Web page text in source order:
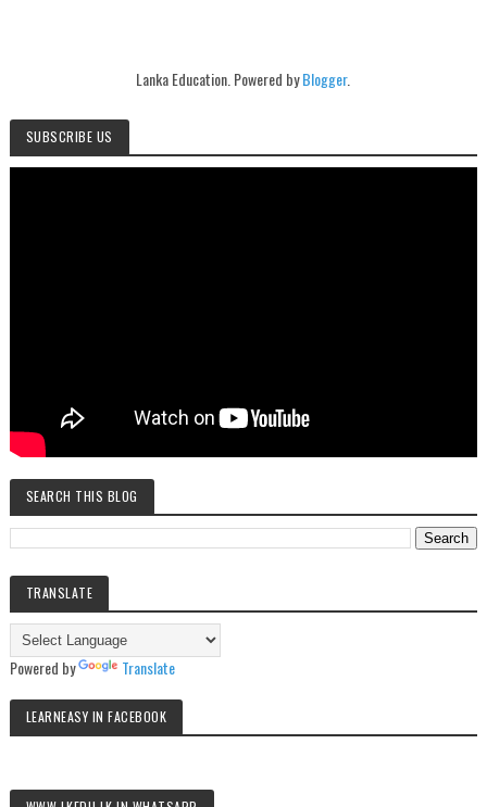
Lanka Education. Powered byBlogger.
SUBSCRIBE US
SEARCH THIS BLOG
TRANSLATE
Powered by Translate
LEARNEASY IN FACEBOOK